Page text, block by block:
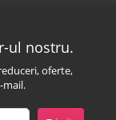
ul nostru.
oferte,
mail.